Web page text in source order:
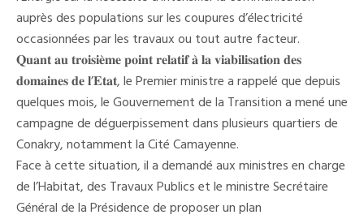
auprès des populations sur les coupures d’électricité
occasionnées par les travaux ou tout autre facteur.
𝐐𝐮𝐚𝐧𝐭 𝐚𝐮 𝐭𝐫𝐨𝐢𝐬𝐢𝐞̀𝐦𝐞 𝐩𝐨𝐢𝐧𝐭 𝐫𝐞𝐥𝐚𝐭𝐢𝐟 𝐚̀ 𝐥𝐚 𝐯𝐢𝐚𝐛𝐢𝐥𝐢𝐬𝐚𝐭𝐢𝐨𝐧 𝐝𝐞𝐬
𝐝𝐨𝐦𝐚𝐢𝐧𝐞𝐬 𝐝𝐞 𝐥’𝐄𝐭𝐚𝐭, le Premier ministre a rappelé que depuis
quelques mois, le Gouvernement de la Transition a mené une
campagne de déguerpissement dans plusieurs quartiers de
Conakry, notamment la Cité Camayenne.
Face à cette situation, il a demandé aux ministres en charge
de l’Habitat, des Travaux Publics et le ministre Secrétaire
Général de la Présidence de proposer un plan